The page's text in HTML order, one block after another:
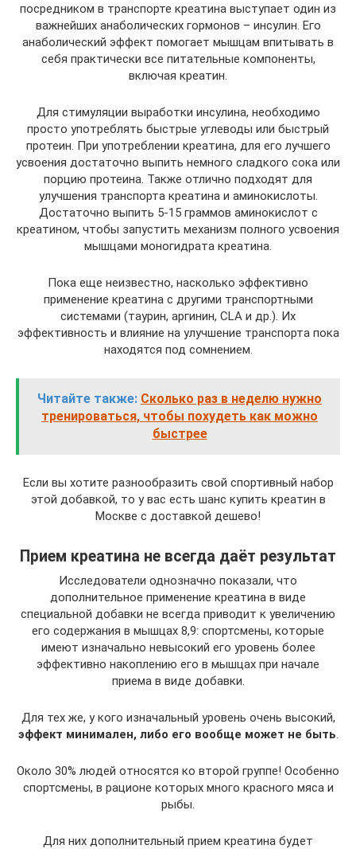
посредником в транспорте креатина выступает один из
важнейших анаболических гормонов – инсулин. Его
анаболический эффект помогает мышцам впитывать в
себя практически все питательные компоненты,
включая креатин.
Для стимуляции выработки инсулина, необходимо
просто употреблять быстрые углеводы или быстрый
протеин. При употреблении креатина, для его лучшего
усвоения достаточно выпить немного сладкого сока или
порцию протеина. Также отлично подходят для
улучшения транспорта креатина и аминокислоты.
Достаточно выпить 5-15 граммов аминокислот с
креатином, чтобы запустить механизм полного усвоения
мышцами моногидрата креатина.
Пока еще неизвестно, насколько эффективно
применение креатина с другими транспортными
системами (таурин, аргинин, CLA и др.). Их
эффективность и влияние на улучшение транспорта пока
находятся под сомнением.
Читайте также: Сколько раз в неделю нужно
тренироваться, чтобы похудеть как можно
быстрее
Если вы хотите разнообразить свой спортивный набор
этой добавкой, то у вас есть шанс купить креатин в
Москве с доставкой дешево!
Прием креатина не всегда даёт результат
Исследователи однозначно показали, что
дополнительное применение креатина в виде
специальной добавки не всегда приводит к увеличению
его содержания в мышцах 8,9: спортсмены, которые
имеют изначально невысокий его уровень более
эффективно накоплению его в мышцах при начале
приема в виде добавки.
Для тех же, у кого изначальный уровень очень высокий,
эффект минимален, либо его вообще может не быть.
Около 30% людей относятся ко второй группе! Особенно
спортсмены, в рационе которых много красного мяса и
рыбы.
Для них дополнительный прием креатина будет